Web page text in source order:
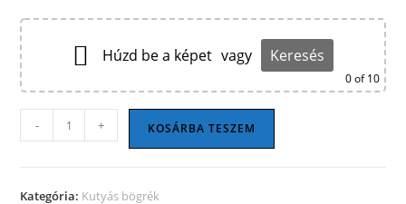
Húzd be a képet vagy Keresés
0of 10
bögre
mennyiség
- + KOSÁRBA TESZEM
Kategória: Kutyás bögrék